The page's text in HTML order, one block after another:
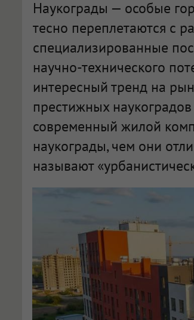
Наукограды — особые
тесно переплетаются с
специализированные
научно-технического
интересный тренд на
престижных
современный жилой
наукограды, чем они
называют